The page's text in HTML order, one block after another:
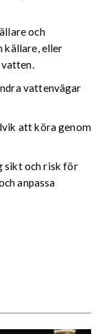
och
källare, eller
vattenvägar
att köra genom
sikt och risk för
anpassa